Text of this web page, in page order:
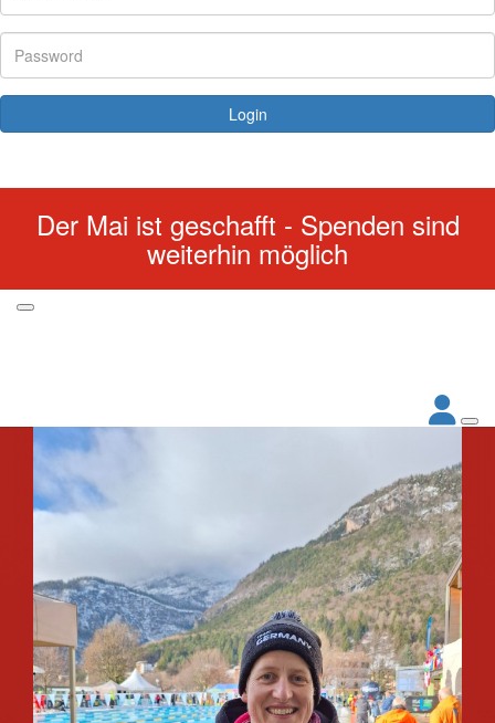
Login
Der Mai ist geschafft - Spenden sind
weiterhin möglich